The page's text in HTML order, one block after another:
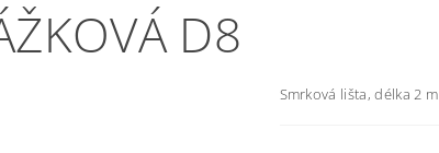
D8
Smrková lišta, délka 2 m